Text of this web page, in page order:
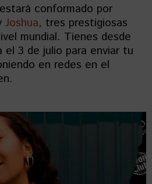
conformado por
Joshua, tres prestigiosas
mundial. Tienes desde
el 3 de julio para enviar tu
en redes en el